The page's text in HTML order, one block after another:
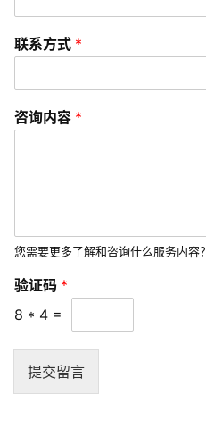
联系方式 *
咨询内容 *
您需要更多了解和咨询什么服务内容？
验证码 *
8 * 4 =
提交留言